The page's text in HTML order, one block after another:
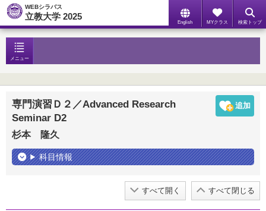
WEBシラバス
立教大学 2025
English MYクラス 検索トップ
メニュー
専門演習Ｄ２／Advanced Research
Seminar D2
杉本 隆久
科目情報
すべて開く すべて閉じる